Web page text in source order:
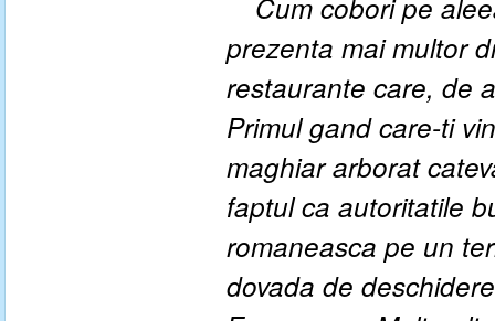
Cum cobori pe
prezenta mai multor
restaurante care, de
Primul gand care-ti
maghiar arborat
faptul ca autoritatile
romaneasca pe un
dovada de